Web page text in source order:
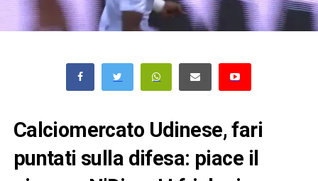
Calciomercato Udinese, fari
puntati sulla difesa: piace il